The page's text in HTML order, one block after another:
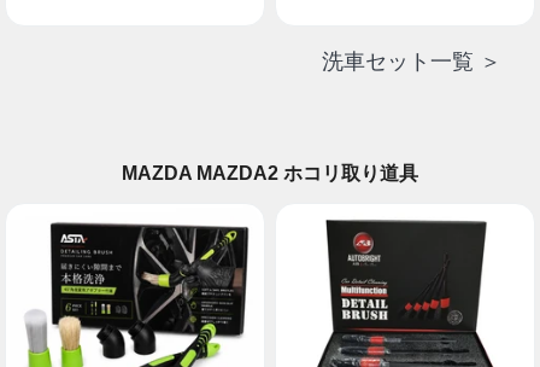
洗車セット一覧 ＞
MAZDA MAZDA2 ホコリ取り道具